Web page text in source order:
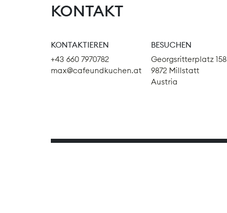
KONTAKT
KONTAKTIEREN
+43 660 7970782
max@cafeundkuchen.at
BESUCHEN
Georgsritterplatz 158
9872 Millstatt
Austria